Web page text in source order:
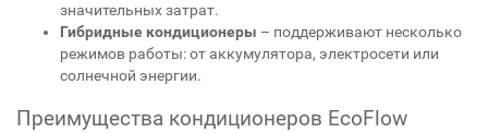
значительных затрат.
Гибридные кондиционеры – поддерживают несколько
режимов работы: от аккумулятора, электросети или
солнечной энергии.
Преимущества кондиционеров EcoFlow